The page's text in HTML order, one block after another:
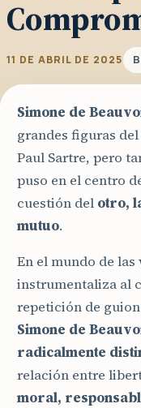
11 DE ABRIL DE 2025
Simone de
grandes figuras
Paul Sartre, pero
puso en el centro
cuestión del otro,
mutuo.
En el mundo de
instrumentaliza al
repetición de
Simone de
radicalmente
relación entre
moral,